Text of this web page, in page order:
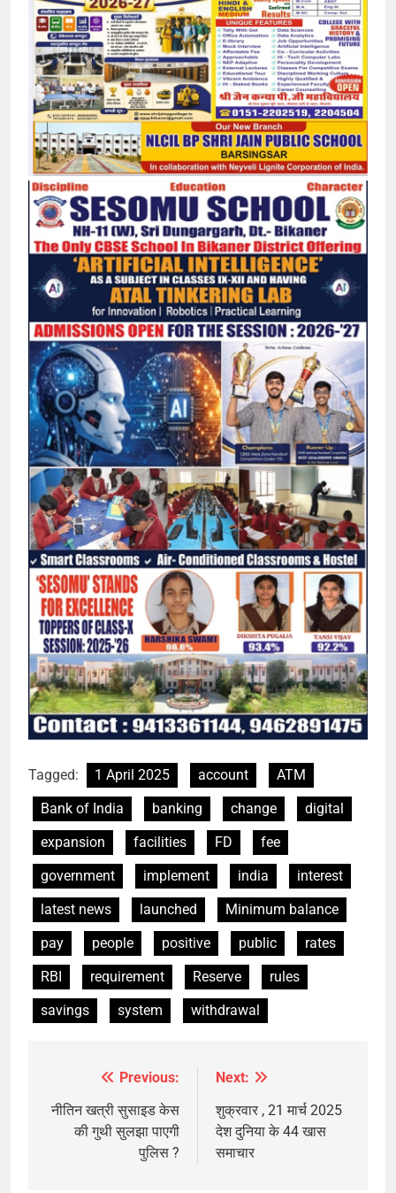
Tagged: 1 April 2025 account
ATM
Bank of India
banking change
digital
expansion
facilities FD
fee
government
implement india
interest
latest news
launched
Minimum balance
pay
people positive public
rates
RBI
requirement Reserve
rules
savings
system withdrawal
navigation
Previous:
नीतिन खत्री सुसाइड केस
की गुथी सुलझा पाएगी
पुलिस ?
Next:
शुक्रवार , 21 मार्च 2025
देश दुनिया के 44 खास
समाचार